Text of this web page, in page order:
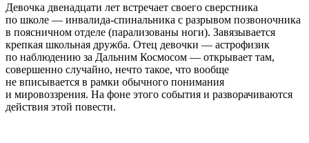
Девочка двенадцати лет встречает своего сверстника
по школе — инвалида-спинальника с разрывом позвоночника
в поясничном отделе (парализованы ноги). Завязывается
крепкая школьная дружба. Отец девочки — астрофизик
по наблюдению за Дальним Космосом — открывает там,
совершенно случайно, нечто такое, что вообще
не вписывается в рамки обычного понимания
и мировоззрения. На фоне этого события и разворачиваются
действия этой повести.